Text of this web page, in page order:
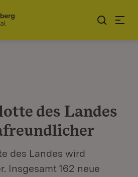
des Landes
des Landes wird
Insgesamt 162 neue